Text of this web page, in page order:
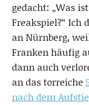
gedacht: „Was
Freakspiel?“ Ich
an Nürnberg,
Franken häufig
dann auch
an das torreiche
nach dem